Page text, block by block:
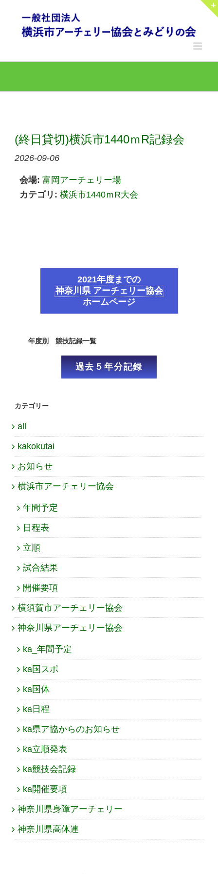
content
(終日貸切)横浜市1440ｍR記録会
2026-09-06
会場: 富岡アーチェリー場
カテゴリ: 横浜市1440ｍR大会
2021年度までの
神奈川県 アーチェリー協会
ホームページ
年度別 競技記録一覧
過去５年分記録
カテゴリー
all
kakokutai
お知らせ
横浜市アーチェリー協会
年間予定
日程表
立順
試合結果
開催要項
横須賀市アーチェリー協会
神奈川県アーチェリー協会
ka_年間予定
ka国スポ
ka国体
ka日程
ka県ア協からのお知らせ
ka立順発表
ka競技会記録
ka開催要項
神奈川県身障アーチェリー
神奈川県高体連